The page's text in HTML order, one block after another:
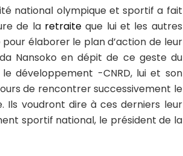
national olympique et sportif a fait
de la retraiteque lui et les autres
élaborer le plan d’action de leur
Nansoko en dépit de ce geste du
développement -CNRD, lui et son
de rencontrer successivement le
Ils voudront dire à ces derniers leur
sportif national, le président de la